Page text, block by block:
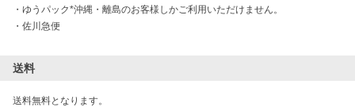
・ ゆうパック*沖縄・離島のお客様しかご利用いただけません。
・ 佐川急便
送料
送料無料となります。